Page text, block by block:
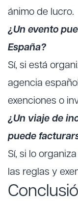
ánimo de lucro.
¿Un evento
España?
Sí, si está
agencia
exenciones o
¿Un viaje de
puede
Sí, si lo
las reglas y